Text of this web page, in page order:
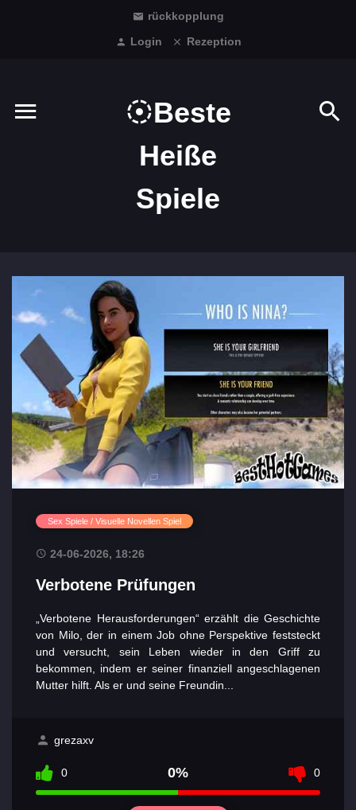
rückkopplung
Login
Rezeption
Beste
Heiße
Spiele
Sex Spiele / Visuelle Novellen Spiel
24-06-2026, 18:26
Verbotene Prüfungen
„Verbotene Herausforderungen“ erzählt die Geschichte
von Milo, der in einem Job ohne Perspektive feststeckt
und versucht, sein Leben wieder in den Griff zu
bekommen, indem er seiner finanziell angeschlagenen
Mutter hilft. Als er und seine Freundin...
grezaxv
0 0% 0